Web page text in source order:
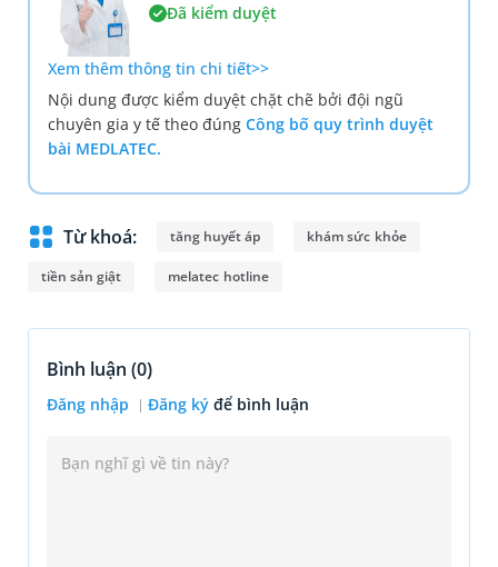
Đã kiểm duyệt
Xem thêm thông tin chi tiết>>
Nội dung được kiểm duyệt chặt chẽ bởi đội ngũ
chuyên gia y tế theo đúng Công bố quy trình duyệt
bài MEDLATEC.
Từ khoá: tăng huyết áp khám sức khỏe
tiền sản giật melatec hotline
Bình luận (0)
Đăng nhập Đăng ký để bình luận